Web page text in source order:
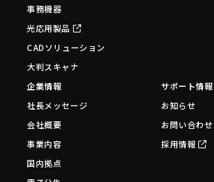
事務機器
光応用製品
CADソリューション
大判スキャナ
企業情報
社長メッセージ
会社概要
事業内容
国内拠点
サポート情報
お知らせ
お問い合わせ
採用情報